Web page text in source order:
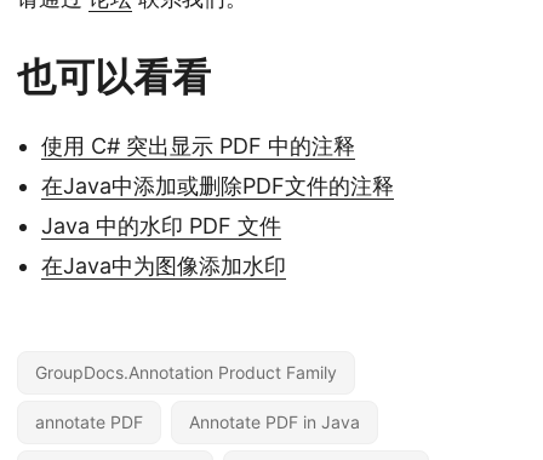
也可以看看
使用 C# 突出显示 PDF 中的注释
在Java中添加或删除PDF文件的注释
Java 中的水印 PDF 文件
在Java中为图像添加水印
GroupDocs.Annotation Product Family
annotate PDF Annotate PDF in Java